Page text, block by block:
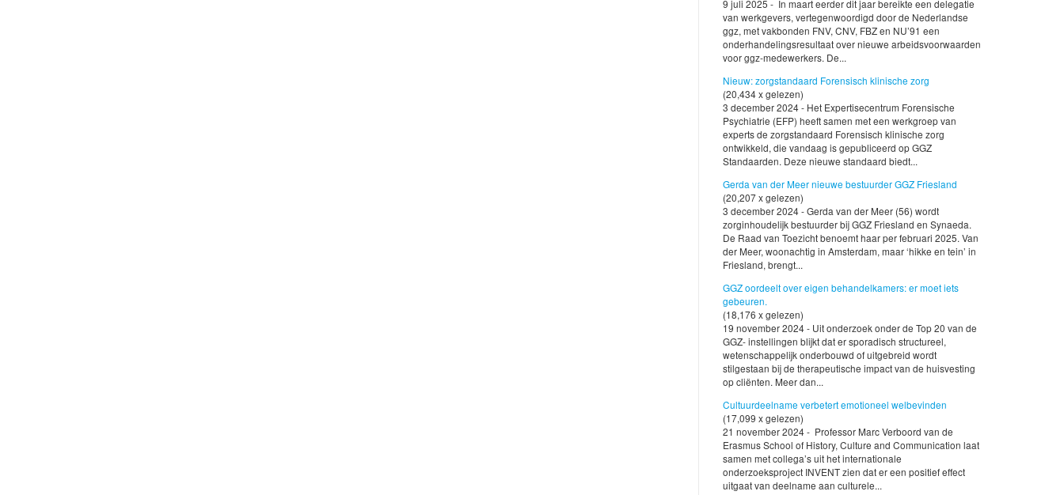
9 juli 2025 - In maart eerder dit jaar bereikte een delegatie
van werkgevers, vertegenwoordigd door de Nederlandse
ggz, met vakbonden FNV, CNV, FBZ en NU’91 een
onderhandelingsresultaat over nieuwe arbeidsvoorwaarden
voor ggz-medewerkers. De...
Nieuw: zorgstandaard Forensisch klinische zorg
(20,434 x gelezen)
3 december 2024 - Het Expertisecentrum Forensische
Psychiatrie (EFP) heeft samen met een werkgroep van
experts de zorgstandaard Forensisch klinische zorg
ontwikkeld, die vandaag is gepubliceerd op GGZ
Standaarden. Deze nieuwe standaard biedt...
Gerda van der Meer nieuwe bestuurder GGZ Friesland
(20,207 x gelezen)
3 december 2024 - Gerda van der Meer (56) wordt
zorginhoudelijk bestuurder bij GGZ Friesland en Synaeda.
De Raad van Toezicht benoemt haar per februari 2025. Van
der Meer, woonachtig in Amsterdam, maar ‘hikke en tein’ in
Friesland, brengt...
GGZ oordeelt over eigen behandelkamers: er moet iets
gebeuren.
(18,176 x gelezen)
19 november 2024 - Uit onderzoek onder de Top 20 van de
GGZ- instellingen blijkt dat er sporadisch structureel,
wetenschappelijk onderbouwd of uitgebreid wordt
stilgestaan bij de therapeutische impact van de huisvesting
op cliënten. Meer dan...
Cultuurdeelname verbetert emotioneel welbevinden
(17,099 x gelezen)
21 november 2024 - Professor Marc Verboord van de
Erasmus School of History, Culture and Communication laat
samen met collega’s uit het internationale
onderzoeksproject INVENT zien dat er een positief effect
uitgaat van deelname aan culturele...